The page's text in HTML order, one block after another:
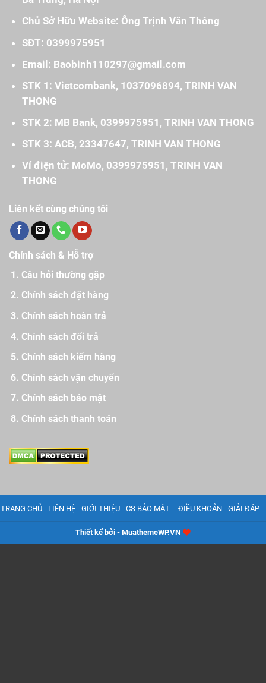
Chủ Sở Hữu Website: Ông Trịnh Văn Thông
SĐT: 0399975951
Email: Baobinh110297@gmail.com
STK 1: Vietcombank, 1037096894, TRINH VAN
THONG
STK 2: MB Bank, 0399975951, TRINH VAN THONG
STK 3: ACB, 23347647, TRINH VAN THONG
Ví điện tử: MoMo, 0399975951, TRINH VAN
THONG
Liên kết cùng chúng tôi
Chính sách & Hỗ trợ
Câu hỏi thường gặp
Chính sách đặt hàng
Chính sách hoàn trả
Chính sách đổi trả
Chính sách kiểm hàng
Chính sách vận chuyển
Chính sách bảo mật
Chính sách thanh toán
TRANG CHỦ LIÊN HỆ GIỚI THIỆU CS BẢO MẬT ĐIỀU KHOẢN GIẢI ĐÁP
Thiết kế bởi - MuathemeWP.VN